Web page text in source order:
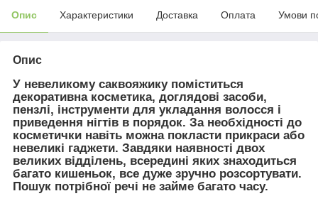
Опис Характеристики Доставка Оплата Умови
Опис
У невеликому саквояжику поміститься
декоративна косметика, доглядові засоби,
пензлі, інструменти для укладання волосся і
приведення нігтів в порядок. За необхідності до
косметички навіть можна покласти прикраси або
невеликі гаджети. Завдяки наявності двох
великих відділень, всередині яких знаходиться
багато кишеньок, все дуже зручно розсортувати.
Пошук потрібної речі не займе багато часу.